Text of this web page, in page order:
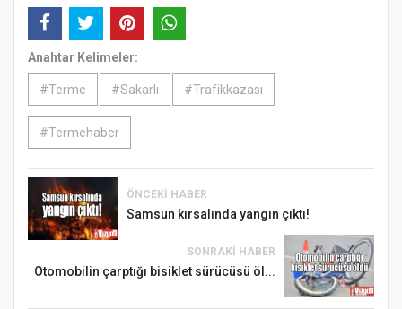
Anahtar Kelimeler:
#Terme #Sakarlı #Trafikkazası
#Termehaber
ÖNCEKI HABER
Samsun kırsalında yangın çıktı!
SONRAKI HABER
Otomobilin çarptığı bisiklet sürücüsü öl...